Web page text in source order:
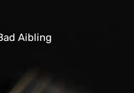
Aibling